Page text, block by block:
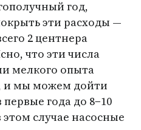
год,
эти расходы —
2 центнера
что эти числа
мелкого опыта
и мы можем дойти
года до 8−10
случае насосные